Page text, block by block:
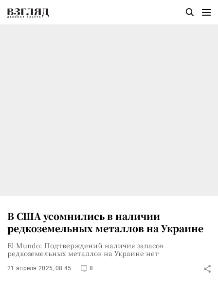
В США усомнились в наличии
редкоземельных металлов на Украине
El Mundo: Подтверждений наличия запасов
редкоземельных металлов на Украине нет
21 апреля 2025, 08:45 8